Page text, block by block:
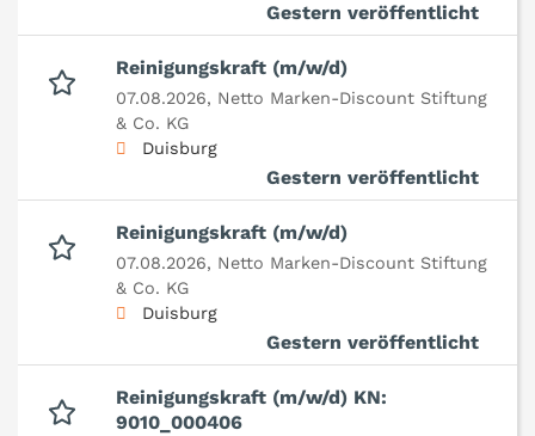
Gestern veröffentlicht
Reinigungskraft (m/w/d)
07.08.2026, Netto Marken-Discount Stiftung
& Co. KG
Duisburg
Gestern veröffentlicht
Reinigungskraft (m/w/d)
07.08.2026, Netto Marken-Discount Stiftung
& Co. KG
Duisburg
Gestern veröffentlicht
Reinigungskraft (m/w/d) KN:
9010_000406